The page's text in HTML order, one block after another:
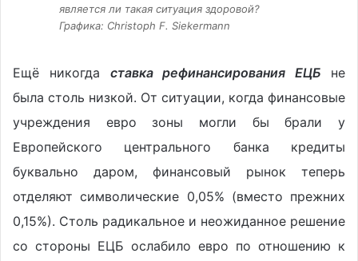
является ли такая ситуация здоровой?
Графика: Christoph F. Siekermann
Ещё никогда ставка рефинансирования ЕЦБ не
была столь низкой. От ситуации, когда финансовые
учреждения евро зоны могли бы брали у
Европейского центрального банка кредиты
буквально даром, финансовый рынок теперь
отделяют символические 0,05% (вместо прежних
0,15%). Столь радикальное и неожиданное решение
со стороны ЕЦБ ослабило евро по отношению к